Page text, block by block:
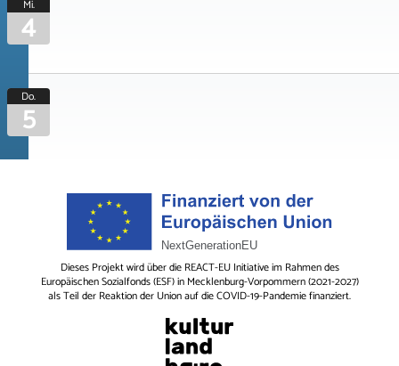
Mi.
4
Do.
5
Dieses Projekt wird über die REACT-EU Initiative im Rahmen des
Europäischen Sozialfonds (ESF) in Mecklenburg-Vorpommern (2021-2027)
als Teil der Reaktion der Union auf die COVID-19-Pandemie finanziert.